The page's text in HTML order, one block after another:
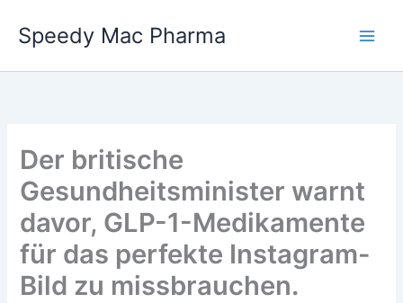
content
Speedy Mac Pharma
Der britische
Gesundheitsminister warnt
davor, GLP-1-Medikamente
für das perfekte Instagram-
Bild zu missbrauchen.